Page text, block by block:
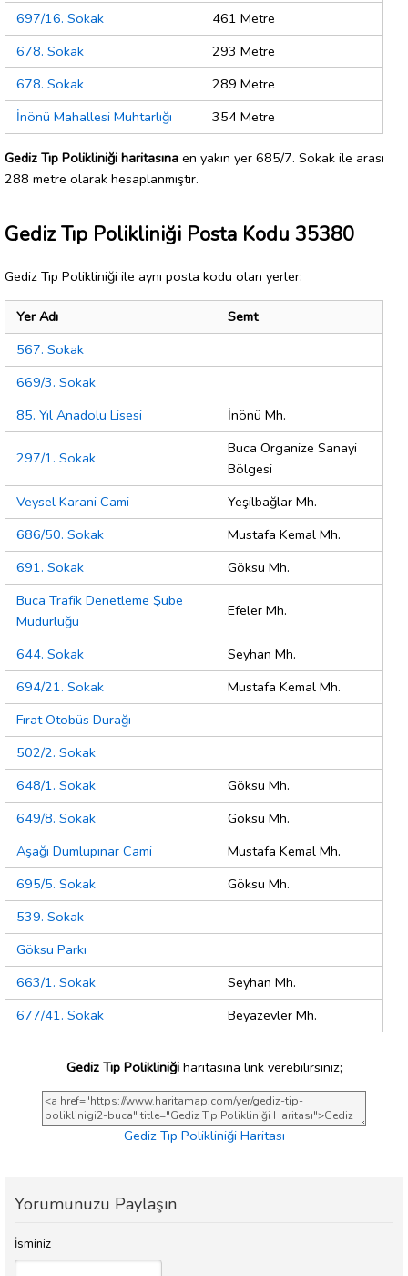
697/16. Sokak
461 Metre
678. Sokak
293 Metre
678. Sokak
289 Metre
İnönü Mahallesi Muhtarlığı
354 Metre
Gediz Tıp Polikliniği haritasına en yakın yer 685/7. Sokak ile arası
288 metre olarak hesaplanmıştır.
Gediz Tıp Polikliniği Posta Kodu 35380
Gediz Tıp Polikliniği ile aynı posta kodu olan yerler:
Yer Adı
Semt
567. Sokak
669/3. Sokak
85. Yıl Anadolu Lisesi
İnönü Mh.
297/1. Sokak
Buca Organize Sanayi
Bölgesi
Veysel Karani Cami
Yeşilbağlar Mh.
686/50. Sokak
Mustafa Kemal Mh.
691. Sokak
Göksu Mh.
Buca Trafik Denetleme Şube
Müdürlüğü
Efeler Mh.
644. Sokak
Seyhan Mh.
694/21. Sokak
Mustafa Kemal Mh.
Fırat Otobüs Durağı
502/2. Sokak
648/1. Sokak
Göksu Mh.
649/8. Sokak
Göksu Mh.
Aşağı Dumlupınar Cami
Mustafa Kemal Mh.
695/5. Sokak
Göksu Mh.
539. Sokak
Göksu Parkı
663/1. Sokak
Seyhan Mh.
677/41. Sokak
Beyazevler Mh.
Gediz Tıp Polikliniğiharitasına link verebilirsiniz;
Gediz Tıp Polikliniği Haritası
Yorumunuzu Paylaşın
İsminiz